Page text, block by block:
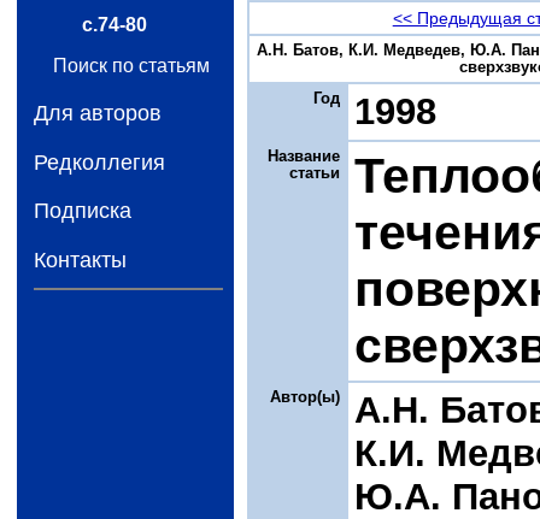
с.74-80
Поиск по статьям
Для авторов
Редколлегия
Подписка
Контакты
<< Предыдущая
А.Н. Батов, К.И. Медведев, Ю.А.
Год
1998
Название
статьи
Автор(ы)
А.Н.
К.И.
Ю.А.